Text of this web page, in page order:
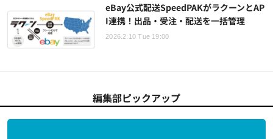
eBay公式配送SpeedPAKがラクーンとAP
I連携！出品・受注・配送を一括管理
2026.2.10 Tue 19:00
編集部ピックアップ